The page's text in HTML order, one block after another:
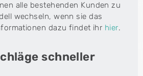
alle bestehenden Kunden zu
wechseln, wenn sie das
dazu findet ihr hier.
schneller